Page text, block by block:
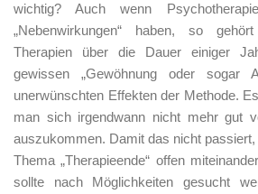
wichtig? Auch wenn
„Nebenwirkungen“ haben, so
Therapien über die Dauer einiger
gewissen „Gewöhnung oder sogar
unerwünschten Effekten der Methode.
man sich irgendwann nicht mehr gut
auszukommen. Damit das nicht
Thema „Therapieende“ offen
sollte nach Möglichkeiten gesucht